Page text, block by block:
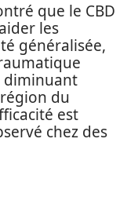
que le CBD
les
généralisée,
diminuant
région du
est
chez des